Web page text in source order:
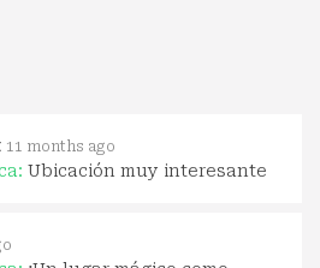
11 months ago
Ubicación muy interesante